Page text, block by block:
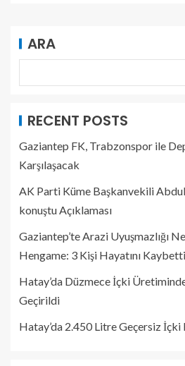
ARA
RECENT POSTS
Gaziantep FK, Trabzonspor ile
Karşılaşacak
AK Parti Küme Başkanvekili
konuştu Açıklaması
Gaziantep’te Arazi Uyuşmazlığı
Hengame: 3 Kişi Hayatını Kaybetti
Hatay’da Düzmece İçki
Geçirildi
Hatay’da 2.450 Litre Geçersiz İçki